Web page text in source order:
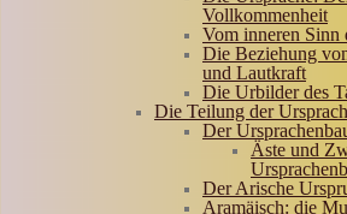
Vollkommenheit
Vom inneren Sinn
Die Beziehung
und Lautkraft
Die Urbilder des
Die Teilung der
Der
Äste und
Der Arische
Aramäisch: die